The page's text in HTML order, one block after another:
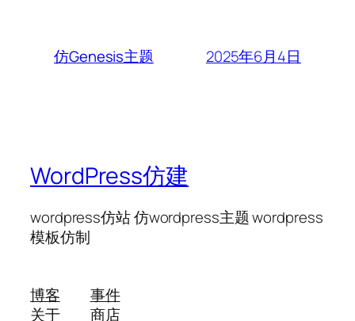
仿Genesis主题 2025年6月4日
WordPress仿建
wordpress仿站 仿wordpress主题 wordpress
模板仿制
博客
关于
事件
商店